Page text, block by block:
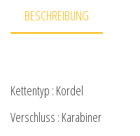
BESCHREIBUNG
Kettentyp : Kordel
Verschluss : Karabiner